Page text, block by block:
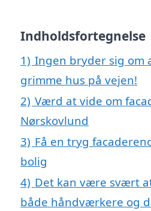
Indholdsfortegnelse
1) Ingen bryder sig om
grimme hus på vejen!
2) Værd at vide om
Nørskovlund
3) Få en tryg
bolig
4) Det kan være svært
både håndværkere og